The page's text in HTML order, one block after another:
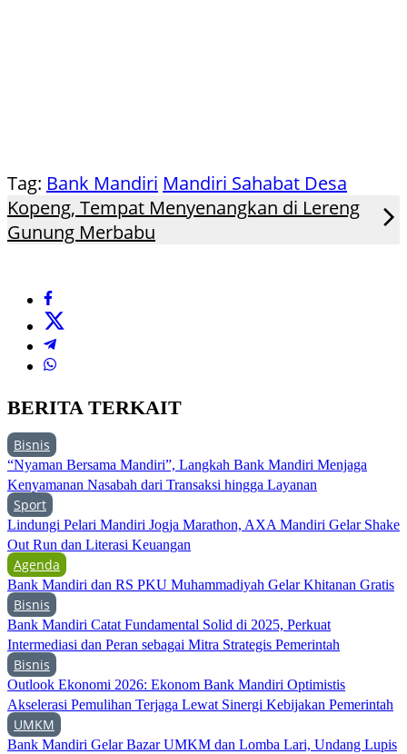
Tag: Bank Mandiri Mandiri Sahabat Desa
Kopeng, Tempat Menyenangkan di Lereng
Gunung Merbabu
BERITA TERKAIT
Bisnis
“Nyaman Bersama Mandiri”, Langkah Bank Mandiri Menjaga
Kenyamanan Nasabah dari Transaksi hingga Layanan
Sport
Lindungi Pelari Mandiri Jogja Marathon, AXA Mandiri Gelar Shake
Out Run dan Literasi Keuangan
Agenda
Bank Mandiri dan RS PKU Muhammadiyah Gelar Khitanan Gratis
Bisnis
Bank Mandiri Catat Fundamental Solid di 2025, Perkuat
Intermediasi dan Peran sebagai Mitra Strategis Pemerintah
Bisnis
Outlook Ekonomi 2026: Ekonom Bank Mandiri Optimistis
Akselerasi Pemulihan Terjaga Lewat Sinergi Kebijakan Pemerintah
UMKM
Bank Mandiri Gelar Bazar UMKM dan Lomba Lari, Undang Lupis